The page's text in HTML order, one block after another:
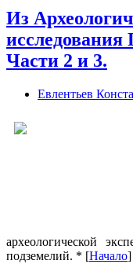
Из
исследования
Части 2 и 3.
Евлентьев
археологической
подземелий. * [Начало]